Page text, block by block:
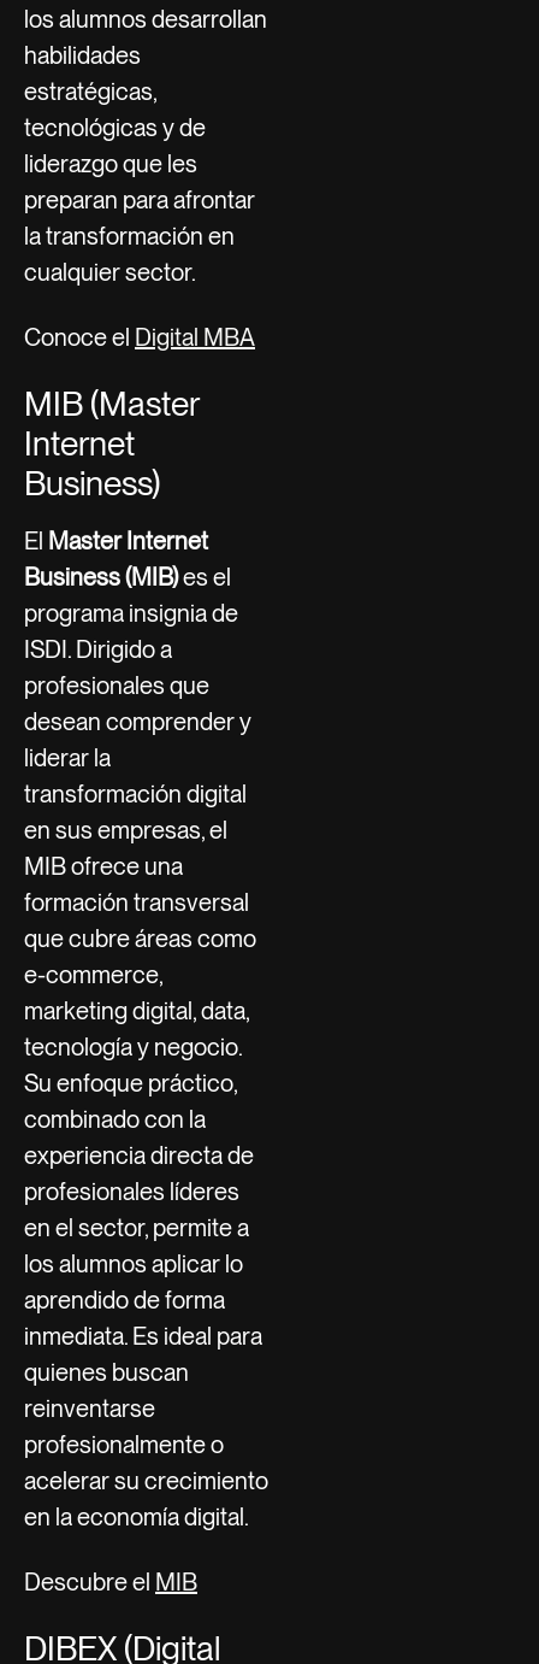
los alumnos desarrollan
habilidades
estratégicas,
tecnológicas y de
liderazgo que les
preparan para afrontar
la transformación en
cualquier sector.
Conoce el Digital MBA
MIB (Master
Internet
Business)
El Master Internet
Business (MIB)es el
programa insignia de
ISDI. Dirigido a
profesionales que
desean comprender y
liderar la
transformación digital
en sus empresas, el
MIB ofrece una
formación transversal
que cubre áreas como
e-commerce,
marketing digital, data,
tecnología y negocio.
Su enfoque práctico,
combinado con la
experiencia directa de
profesionales líderes
en el sector, permite a
los alumnos aplicar lo
aprendido de forma
inmediata. Es ideal para
quienes buscan
reinventarse
profesionalmente o
acelerar su crecimiento
en la economía digital.
Descubre el MIB
DIBEX (Digital